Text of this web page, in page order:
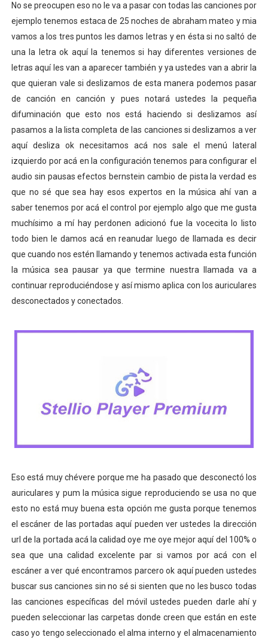
No se preocupen eso no le va a pasar con todas las canciones por
ejemplo tenemos estaca de 25 noches de abraham mateo y mia
vamos a los tres puntos les damos letras y en ésta si no saltó de
una la letra ok aquí la tenemos si hay diferentes versiones de
letras aquí les van a aparecer también y ya ustedes van a abrir la
que quieran vale si deslizamos de esta manera podemos pasar
de canción en canción y pues notará ustedes la pequeña
difuminación que esto nos está haciendo si deslizamos así
pasamos a la lista completa de las canciones si deslizamos a ver
aquí desliza ok necesitamos acá nos sale el menú lateral
izquierdo por acá en la configuración tenemos para configurar el
audio sin pausas efectos bernstein cambio de pista la verdad es
que no sé que sea hay esos expertos en la música ahí van a
saber tenemos por acá el control por ejemplo algo que me gusta
muchísimo a mí hay perdonen adicionó fue la vocecita lo listo
todo bien le damos acá en reanudar luego de llamada es decir
que cuando nos estén llamando y tenemos activada esta función
la música sea pausar ya que termine nuestra llamada va a
continuar reproduciéndose y así mismo aplica con los auriculares
desconectados y conectados.
Eso está muy chévere porque me ha pasado que desconectó los
auriculares y pum la música sigue reproduciendo se usa no que
esto no está muy buena esta opción me gusta porque tenemos
el escáner de las portadas aquí pueden ver ustedes la dirección
url de la portada acá la calidad oye me oye mejor aquí del 100% o
sea que una calidad excelente par si vamos por acá con el
escáner a ver qué encontramos parcero ok aquí pueden ustedes
buscar sus canciones sin no sé si sienten que no les busco todas
las canciones específicas del móvil ustedes pueden darle ahí y
pueden seleccionar las carpetas donde creen que están en este
caso yo tengo seleccionado el alma interno y el almacenamiento